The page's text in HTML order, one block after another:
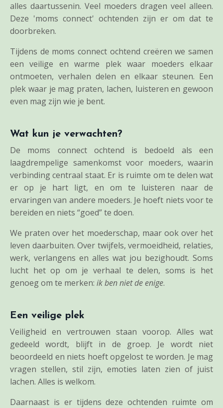
alles daartussenin. Veel moeders dragen veel alleen.
Deze 'moms connect' ochtenden zijn er om dat te
doorbreken.
Tijdens de moms connect ochtend creëren we samen
een veilige en warme plek waar moeders elkaar
ontmoeten, verhalen delen en elkaar steunen. Een
plek waar je mag praten, lachen, luisteren en gewoon
even mag zijn wie je bent.
Wat kun je verwachten?
De moms connect ochtend is bedoeld als een
laagdrempelige samenkomst voor moeders, waarin
verbinding centraal staat. Er is ruimte om te delen wat
er op je hart ligt, en om te luisteren naar de
ervaringen van andere moeders. Je hoeft niets voor te
bereiden en niets “goed” te doen.
We praten over het moederschap, maar ook over het
leven daarbuiten. Over twijfels, vermoeidheid, relaties,
werk, verlangens en alles wat jou bezighoudt. Soms
lucht het op om je verhaal te delen, soms is het
genoeg om te merken: ik ben niet de enige.
Een veilige plek
Veiligheid en vertrouwen staan voorop. Alles wat
gedeeld wordt, blijft in de groep. Je wordt niet
beoordeeld en niets hoeft opgelost te worden. Je mag
vragen stellen, stil zijn, emoties laten zien of juist
lachen. Alles is welkom.
Daarnaast is er tijdens deze ochtenden ruimte om